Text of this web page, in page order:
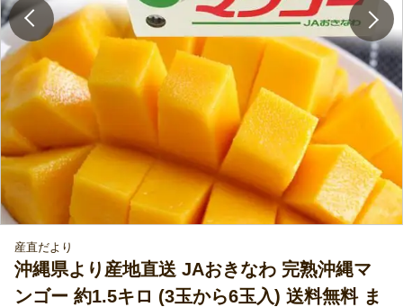
産直だより
沖縄県より産地直送 JAおきなわ 完熟沖縄マ
ンゴー 約1.5キロ (3玉から6玉入) 送料無料 ま